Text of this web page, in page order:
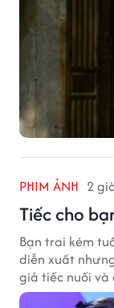
PHIM ẢNH 2
Tiếc cho
Bạn trai kém
diễn xuất
giả tiếc nuối và